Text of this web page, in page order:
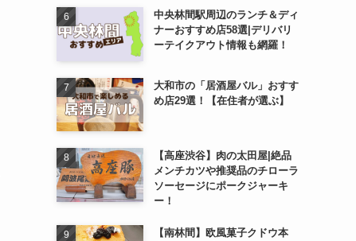
中央林間駅周辺のランチ＆ディ
ナーおすすめ店58選|デリバリ
ーテイクアウト情報も網羅！
大和市の「居酒屋バル」おすす
め店29選！【在住者が選ぶ】
【高座渋谷】肉の太田屋|絶品
メンチカツや推奨品のチローラ
ソーセージにポークジャーキ
ー！
【南林間】欧風菓子クドウ本